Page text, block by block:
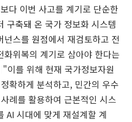
다 이번 사고를 계기로 단순한
구축돼 온 국가 정보화 시스템
스를 원점에서 재검토하고 전
화위복의 계기로 삼아야 한다는
이를 위해 현재 국가정보자원
확하게 분석하고, 민간의 우수
례를 활용하여 근본적인 시스
AI 시대에 맞게 재설계할 계